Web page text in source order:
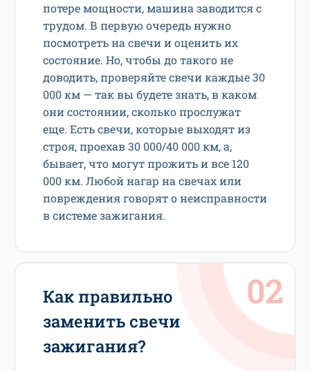
потере мощности, машина заводится с
трудом. В первую очередь нужно
посмотреть на свечи и оценить их
состояние. Но, чтобы до такого не
доводить, проверяйте свечи каждые 30
000 км — так вы будете знать, в каком
они состоянии, сколько прослужат
еще. Есть свечи, которые выходят из
строя, проехав 30 000/40 000 км, а,
бывает, что могут прожить и все 120
000 км. Любой нагар на свечах или
повреждения говорят о неисправности
в системе зажигания.
Как правильно
заменить свечи
зажигания?